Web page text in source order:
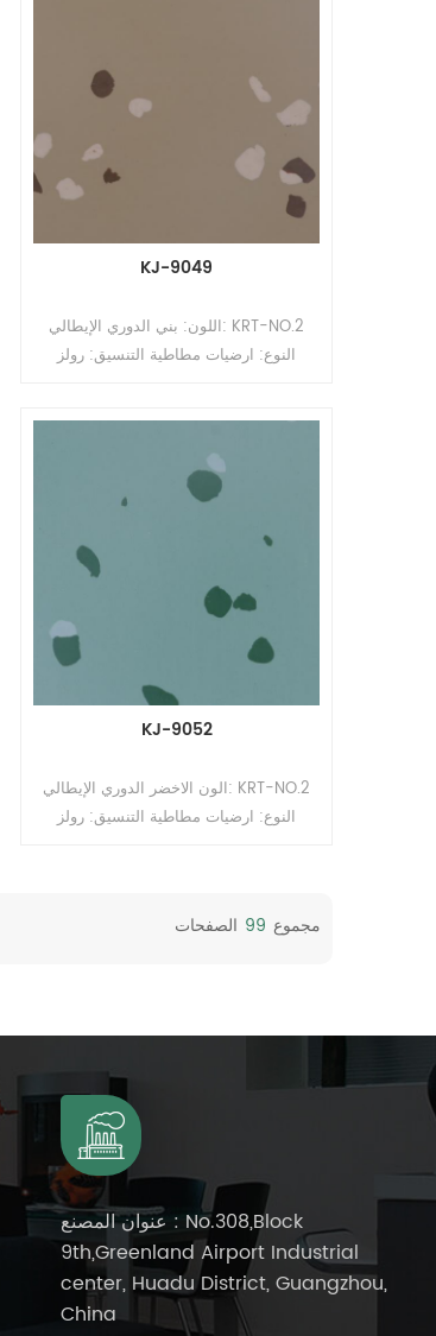
KJ-9049
اللون: بني الدوري الإيطالي: KRT-NO.2
النوع: ارضيات مطاطية التنسيق: رولز
KJ-9052
الون الاخضر الدوري الإيطالي: KRT-NO.2
النوع: ارضيات مطاطية التنسيق: رولز
مجموع 99 الصفحات
عنوان المصنع : No.308,Block
9th,Greenland Airport Industrial
center, Huadu District, Guangzhou,
China